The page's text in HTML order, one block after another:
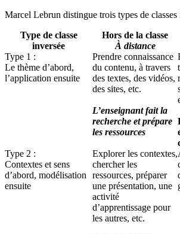
Marcel Lebrun distingue trois types de classes
Type de classe
inversée
Hors de la classe
À distance
Type 1 :
Le thème d’abord,
l’application ensuite
Prendre connaissance
du contenu, à travers
des textes, des vidéos,
des sites, etc.
L’enseignant fait la
recherche et prépare
les ressources
Type 2 :
Contextes et sens
d’abord, modélisation
ensuite
Explorer les contextes,
chercher les
ressources, préparer
une présentation, une
activité
d’apprentissage pour
les autres, etc.